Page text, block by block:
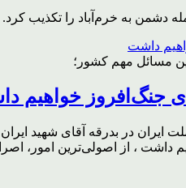
دشمن به خرم‌آباد را تکذیب کرد.
مسائل مهم کشور؛
جنگ‌افروز خواهیم
در بدرقه آقای شهید ایران
داشت ، از اصولی‌ترین امور،